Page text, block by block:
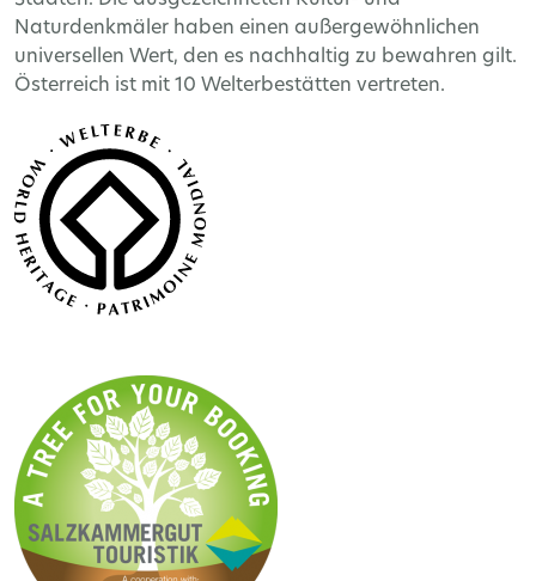
Naturdenkmäler haben einen außergewöhnlichen
universellen Wert, den es nachhaltig zu bewahren gilt.
Österreich ist mit 10 Welterbestätten vertreten.